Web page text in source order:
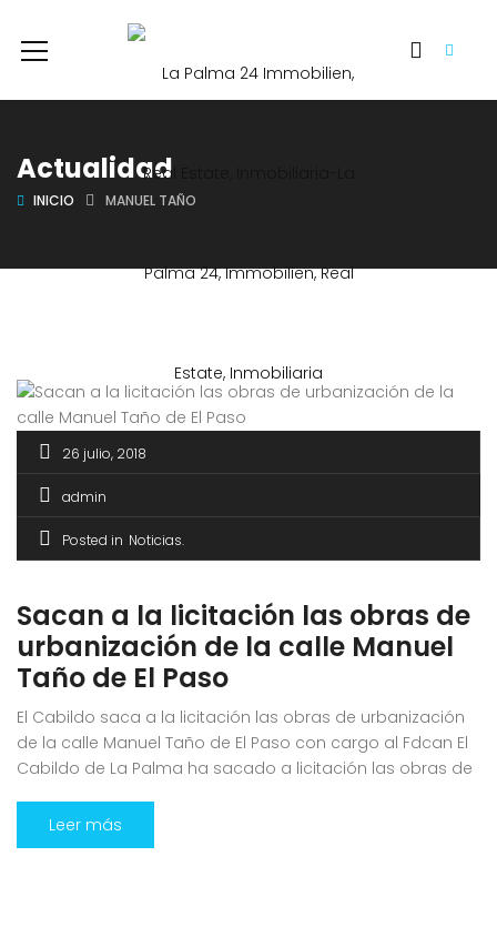
Actualidad
INICIO MANUEL TAÑO
26 julio, 2018
admin
Posted in Noticias
Sacan a la licitación las obras de
urbanización de la calle Manuel
Taño de El Paso
El Cabildo saca a la licitación las obras de urbanización
de la calle Manuel Taño de El Paso con cargo al Fdcan El
Cabildo de La Palma ha sacado a licitación las obras de
casco urbano de El Paso, en el marco del programa para
la […]
Leer más